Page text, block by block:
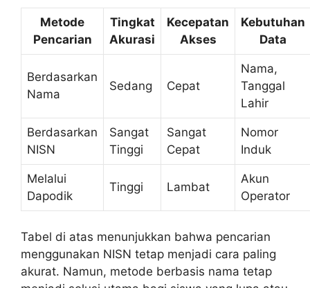
Metode
Pencarian
Tingkat
Akurasi
Kecepatan
Akses
Kebutuhan
Data
Berdasarkan
Nama
Sedang Cepat
Nama,
Tanggal
Lahir
Berdasarkan
NISN
Sangat
Tinggi
Sangat
Cepat
Nomor
Induk
Melalui
Dapodik
Tinggi Lambat
Akun
Operator
Tabel di atas menunjukkan bahwa pencarian
menggunakan NISN tetap menjadi cara paling
akurat. Namun, metode berbasis nama tetap